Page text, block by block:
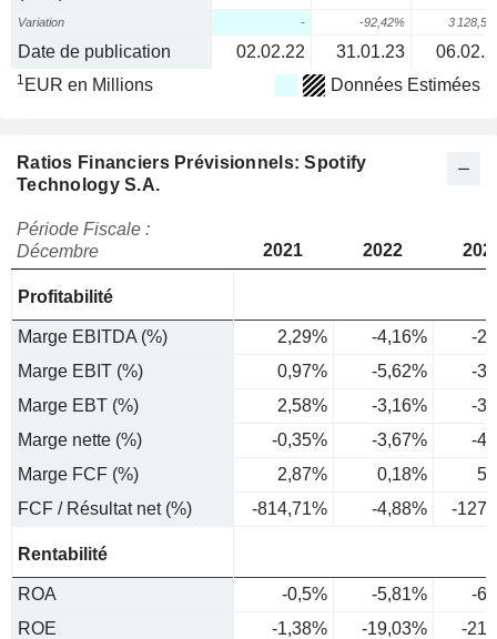
Variation - -92,42% 3
Date de publication 02.02.22 31.01.23
1 EUR en Millions Données Estimées
Ratios Financiers Prévisionnels: Spotify
Technology S.A.
Période Fiscale :
Décembre
2021 2022
Profitabilité
Marge EBITDA (%) 2,29% -4,16%
-
Marge EBIT (%)
0,97% -5,62%
-
Marge EBT (%)
2,58% -3,16%
-
Marge nette (%)
-0,35% -3,67%
-
Marge FCF (%)
2,87% 0,18%
FCF / Résultat net (%)
-814,71% -4,88% -
Rentabilité
ROA -0,5% -5,81%
-
ROE
-1,38% -19,03% -